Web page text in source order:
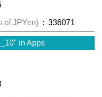
of JPYen) : 336071
in Apps